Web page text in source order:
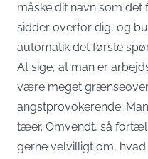
måske dit navn som det
sidder overfor dig, og
automatik det første
At sige, at man er
være meget
angstprovokerende.
tæer. Omvendt, så
gerne velvilligt om,